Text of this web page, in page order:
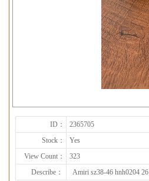
ID： 2365705
Stock：
Yes
View Count：
323
Describe：
Amiri sz38-46 hnh0204 26